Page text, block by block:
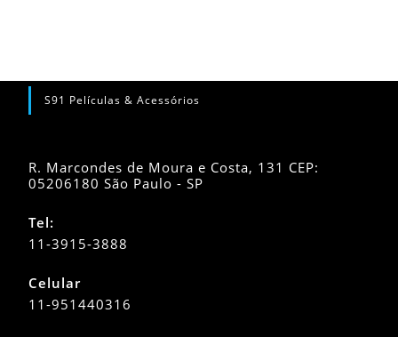
S91 Películas & Acessórios
R. Marcondes de Moura e Costa, 131 CEP:
05206180 São Paulo - SP
Tel:
11-3915-3888
Celular
11-951440316